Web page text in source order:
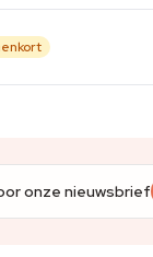
onze nieuwsbrief